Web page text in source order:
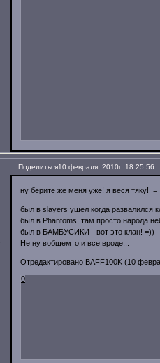
Поделиться10 февраля, 2010г. 18:25:56
ну берите же меня уже! я веся тяку!
был в slayers ушел когда развалился
был в Phantoms, там просто народа
был в БАМБУСИКИ - вот это клан! =))
Не ну вобщемто и все вроде...
Отредактировано BAFF100K (10
0